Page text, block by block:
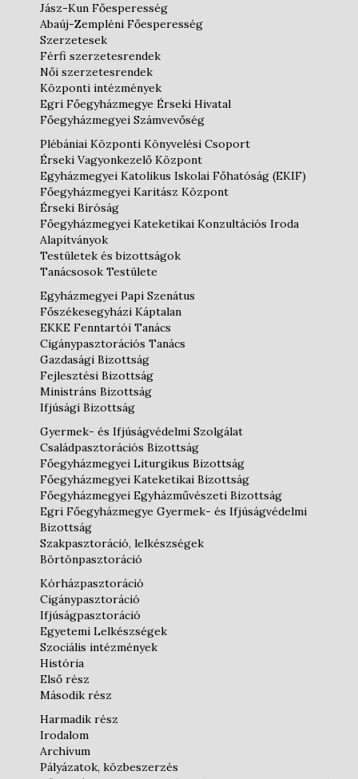
Jász-Kun Főesperesség
Abaúj-Zempléni Főesperesség
Szerzetesek
Férfi szerzetesrendek
Női szerzetesrendek
Központi intézmények
Egri Főegyházmegye Érseki Hivatal
Főegyházmegyei Számvevőség
Plébániai Központi Könyvelési Csoport
Érseki Vagyonkezelő Központ
Egyházmegyei Katolikus Iskolai Főhatóság (EKIF)
Főegyházmegyei Karitász Központ
Érseki Bíróság
Főegyházmegyei Kateketikai Konzultációs Iroda
Alapítványok
Testületek és bizottságok
Tanácsosok Testülete
Egyházmegyei Papi Szenátus
Főszékesegyházi Káptalan
EKKE Fenntartói Tanács
Cigánypasztorációs Tanács
Gazdasági Bizottság
Fejlesztési Bizottság
Ministráns Bizottság
Ifjúsági Bizottság
Gyermek- és Ifjúságvédelmi Szolgálat
Családpasztorációs Bizottság
Főegyházmegyei Liturgikus Bizottság
Főegyházmegyei Kateketikai Bizottság
Főegyházmegyei Egyházművészeti Bizottság
Egri Főegyházmegye Gyermek- és Ifjúságvédelmi
Bizottság
Szakpasztoráció, lelkészségek
Börtönpasztoráció
Kórházpasztoráció
Cigánypasztoráció
Ifjúságpasztoráció
Egyetemi Lelkészségek
Szociális intézmények
História
Első rész
Második rész
Harmadik rész
Irodalom
Archívum
Pályázatok, közbeszerzés